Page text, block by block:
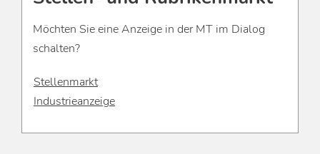
Möchten Sie eine Anzeige in der MT im Dialog
schalten?
Stellenmarkt
Industrieanzeige